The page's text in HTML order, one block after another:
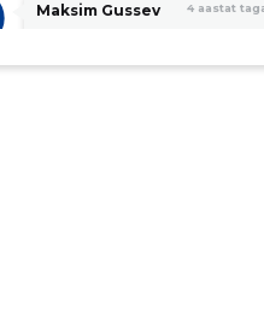
Maksim Gussev 4 aastat
Allikas:google.com